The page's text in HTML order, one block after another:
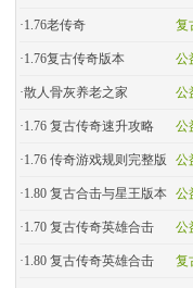
复
·1.76老传奇
公
·1.76复古传奇版本
公
·散人骨灰养老之家
公
·1.76 复古传奇速升攻略
公
·1.76 传奇游戏规则完整版
公
·1.80 复古合击与星王版本
公
·1.70 复古传奇英雄合击
复
·1.80 复古传奇英雄合击